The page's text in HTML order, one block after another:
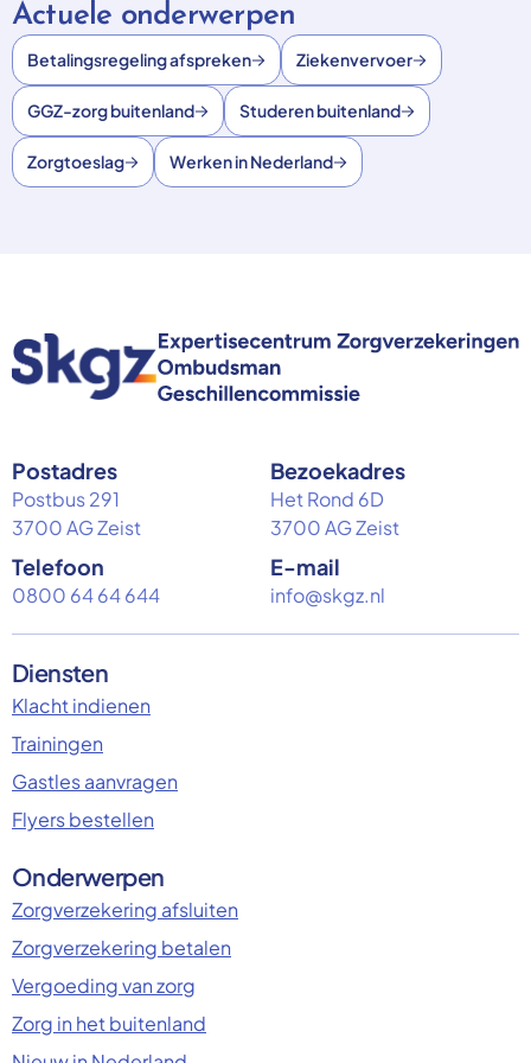
Actuele onderwerpen
Betalingsregeling afspreken Ziekenvervoer
GGZ-zorg buitenland Studeren buitenland
Zorgtoeslag Werken in Nederland
Postadres
Postbus 291
3700 AG Zeist
Bezoekadres
Het Rond 6D
3700 AG Zeist
Telefoon
0800 64 64 644
E-mail
info@skgz.nl
Diensten
Klacht indienen
Trainingen
Gastles aanvragen
Flyers bestellen
Onderwerpen
Zorgverzekering afsluiten
Zorgverzekering betalen
Vergoeding van zorg
Zorg in het buitenland